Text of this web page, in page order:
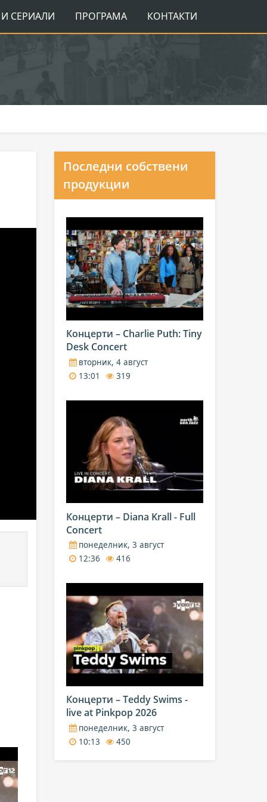
СЕРИАЛИ ПРОГРАМА КОНТАКТИ
Последни собствени
продукции
Концерти – Charlie Puth: Tiny
Desk Concert
вторник, 4 август
13:01
319
Концерти – Diana Krall - Full
Concert
понеделник, 3 август
12:36
416
Концерти – Teddy Swims -
live at Pinkpop 2026
понеделник, 3 август
10:13
450